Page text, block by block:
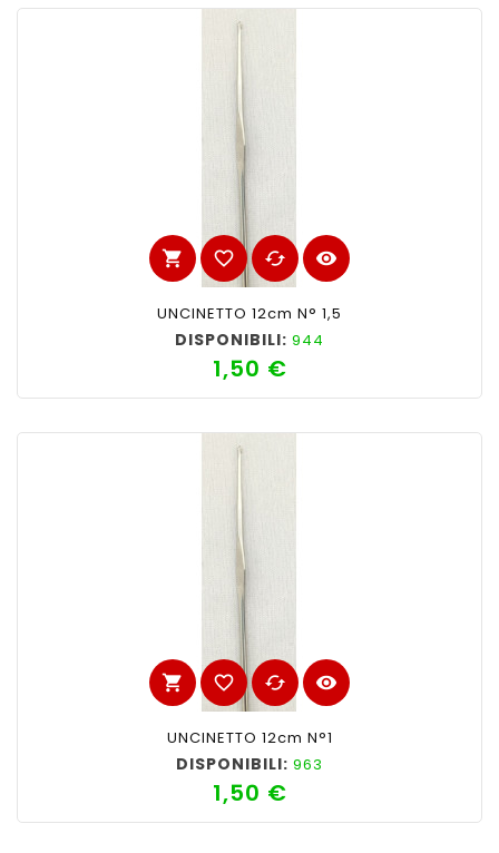
shopping_cart favorite_border cached visibility
UNCINETTO 12cm N° 1,5
DISPONIBILI: 944
1,50 €Prezzo
shopping_cart favorite_border cached visibility
UNCINETTO 12cm N°1
DISPONIBILI: 963
1,50 €Prezzo